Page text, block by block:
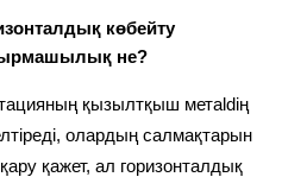
көбейту
не?
қызылтқыш метaldің
олардың салмақтарын
қажет, ал горизонталдық